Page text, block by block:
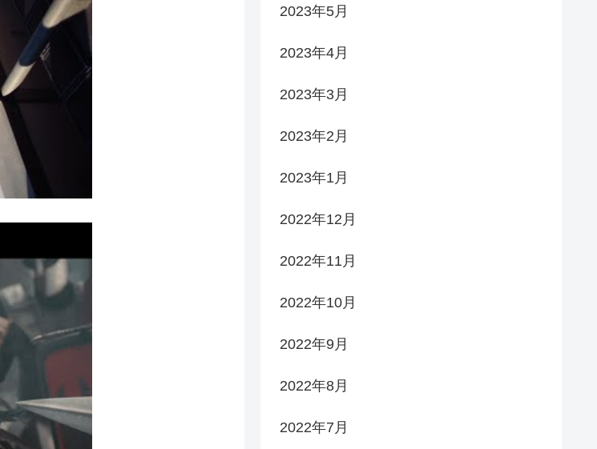
2023年5月
2023年4月
2023年3月
2023年2月
2023年1月
2022年12月
2022年11月
2022年10月
2022年9月
2022年8月
2022年7月